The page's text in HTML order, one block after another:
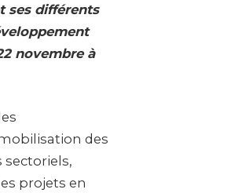
ses différents
novembre à
des
sectoriels,
projets en